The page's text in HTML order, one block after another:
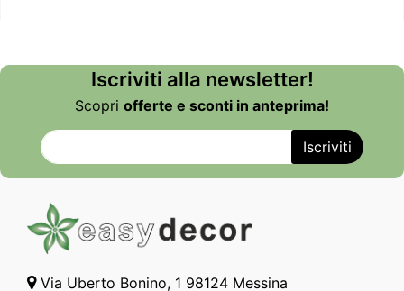
Iscriviti alla newsletter!
Scopri offerte e sconti in anteprima!
Via Uberto Bonino, 1 98124 Messina